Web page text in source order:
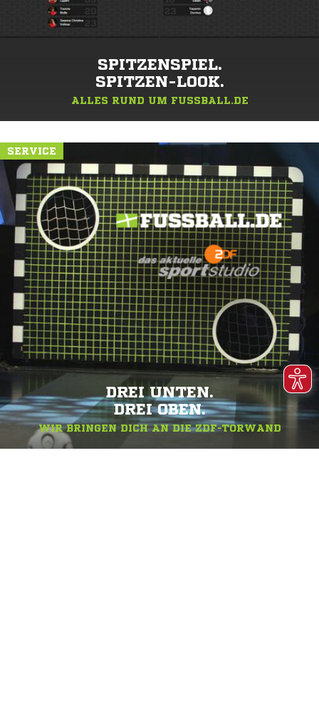
SPITZENSPIEL.
SPITZEN-LOOK.
ALLES RUND UM FUSSBALL.DE
SERVICE
DREI UNTEN.
DREI OBEN.
WIR BRINGEN DICH AN DIE ZDF-TORWAND